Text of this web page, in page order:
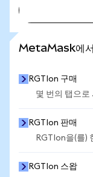
MetaMask에
RGTIon 구매
몇 번의 탭으로
RGTIon 판매
RGTIon을(를)
RGTIon 스왑